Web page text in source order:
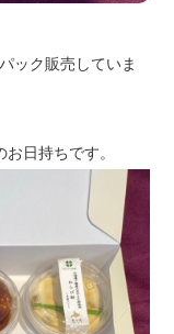
ック販売していま
日持ちです。